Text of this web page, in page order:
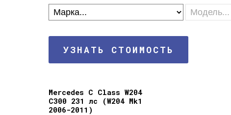
УЗНАТЬ СТОИМОСТЬ
Mercedes C Class W204
C300 231 лс (W204 Mk1
2006-2011)